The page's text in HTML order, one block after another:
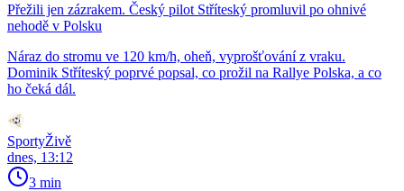
Přežili jen zázrakem. Český pilot Stříteský promluvil po ohnivé
nehodě v Polsku
Náraz do stromu ve 120 km/h, oheň, vyprošťování z vraku.
Dominik Stříteský poprvé popsal, co prožil na Rallye Polska, a co
ho čeká dál.
SportyŽivě
dnes, 13:12
3 min